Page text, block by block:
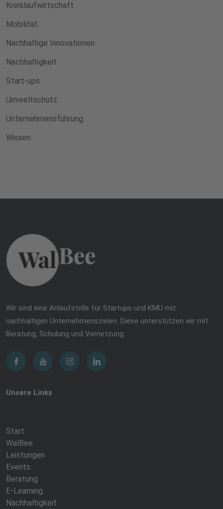
Kreislaufwirtschaft
Mobilität
Nachhaltige Innovationen
Nachhaltigkeit
Start-ups
Umweltschutz
Unternehmensführung
Wissen
Wir sind eine Anlaufstelle für Startups und KMU mit
nachhaltigen Unternehmenszielen. Diese unterstützen wir mit
Beratung, Schulung und Vernetzung.
Unsere Links
Start
WalBee
Leistungen
Events
Beratung
E-Learning
Nachhaltigkeit